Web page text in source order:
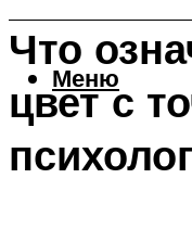
Меню
Что
цвет с